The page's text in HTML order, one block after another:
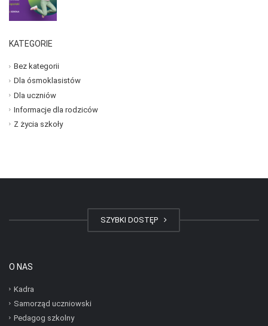
KATEGORIE
Bez kategorii
Dla ósmoklasistów
Dla uczniów
Informacje dla rodziców
Z życia szkoły
SZYBKI DOSTĘP
O NAS
Kadra
Samorząd uczniowski
Pedagog szkolny